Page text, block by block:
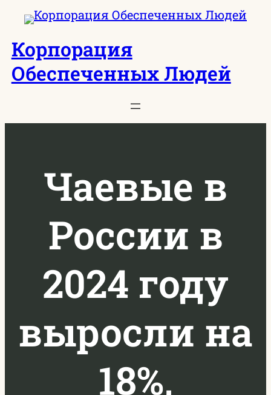
Перейти
содержимому
Корпорация
Обеспеченных Людей
Чаевые в
России в
2024 году
выросли на
18%,